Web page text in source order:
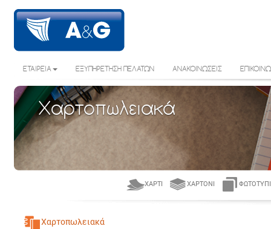
ΕΤΑΙΡΕΙΑ ΕΞΥΠΗΡΕΤΗΣΗ ΠΕΛΑΤΩΝ ΑΝΑΚΟΙΝΩΣΕΙΣ
Χαρτοπωλειακά
ΧΑΡΤΊ ΧΑΡΤΌΝΙ
Χαρτοπωλειακά